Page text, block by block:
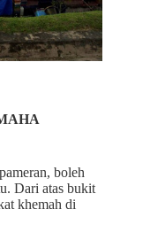
boleh
Dari atas bukit
khemah di